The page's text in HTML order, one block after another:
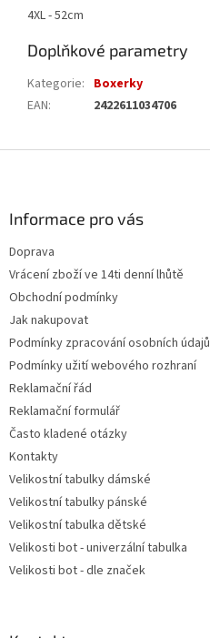
4XL - 52cm
Doplňkové parametry
Kategorie: Boxerky
EAN: 2422611034706
Informace pro vás
Doprava
Vrácení zboží ve 14ti denní lhůtě
Obchodní podmínky
Jak nakupovat
Podmínky zpracování osobních údajů
Podmínky užití webového rozhraní
Reklamační řád
Reklamační formulář
Často kladené otázky
Kontakty
Velikostní tabulky dámské
Velikostní tabulky pánské
Velikostní tabulka dětské
Velikosti bot - univerzální tabulka
Velikosti bot - dle značek